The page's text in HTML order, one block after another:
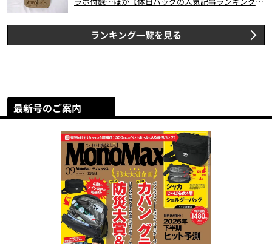
ランキング一覧を見る
最新号のご案内